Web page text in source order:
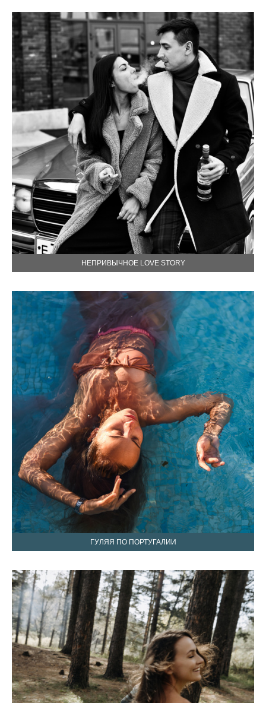
НЕПРИВЫЧНОЕ LOVE STORY
ГУЛЯЯ ПО ПОРТУГАЛИИ